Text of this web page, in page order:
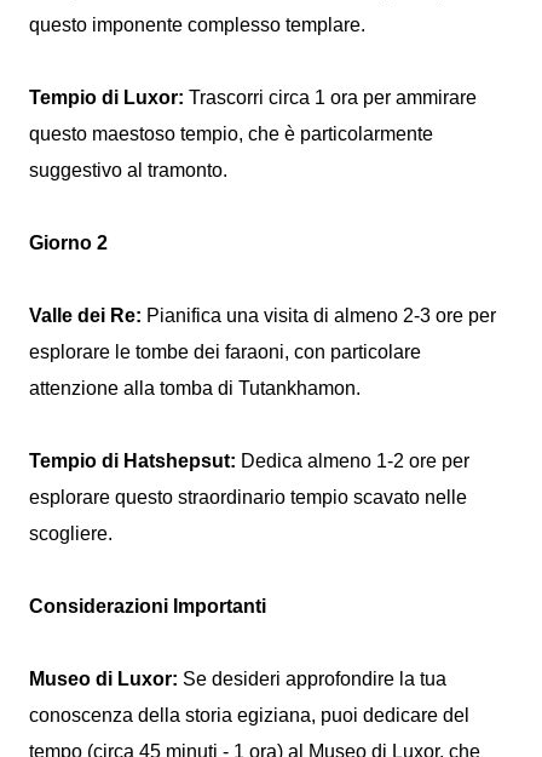
questo imponente complesso templare.
Tempio di Luxor: Trascorri circa 1 ora per ammirare
questo maestoso tempio, che è particolarmente
suggestivo al tramonto.
Giorno 2
Valle dei Re: Pianifica una visita di almeno 2-3 ore per
esplorare le tombe dei faraoni, con particolare
attenzione alla tomba di Tutankhamon.
Tempio di Hatshepsut: Dedica almeno 1-2 ore per
esplorare questo straordinario tempio scavato nelle
scogliere.
Considerazioni Importanti
Museo di Luxor: Se desideri approfondire la tua
conoscenza della storia egiziana, puoi dedicare del
tempo (circa 45 minuti - 1 ora) al Museo di Luxor, che